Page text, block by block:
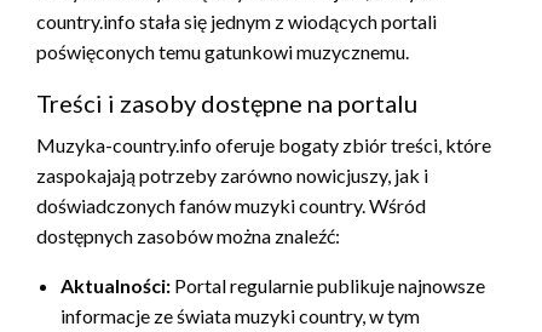
country.info stała się jednym z wiodących portali
poświęconych temu gatunkowi muzycznemu.
Treści i zasoby dostępne na portalu
Muzyka-country.info oferuje bogaty zbiór treści, które
zaspokajają potrzeby zarówno nowicjuszy, jak i
doświadczonych fanów muzyki country. Wśród
dostępnych zasobów można znaleźć:
Aktualności: Portal regularnie publikuje najnowsze
informacje ze świata muzyki country, w tym